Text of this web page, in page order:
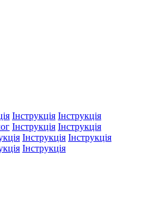
Інструкція Інструкція
Інструкція Інструкція
Інструкція Інструкція
Інструкція